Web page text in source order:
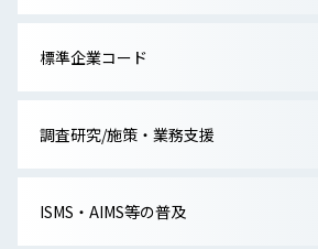
標準企業コード
調査研究/施策・業務支援
ISMS・AIMS等の普及